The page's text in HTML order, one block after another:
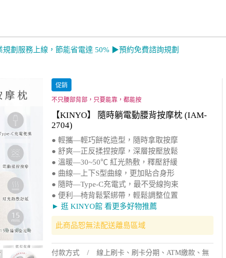
劃服務上線，節能省電達 50% ▶預約免費諮詢規劃
促銷
不只腰部背部，只要能靠，都能按
【KINYO】 隨時躺電動腰背按摩枕 (IAM-
2704)
● 輕攜—輕巧餅乾造型，隨時拿取按摩
● 舒爽—正反揉捏按摩，深層按壓放鬆
● 溫暖—30~50℃ 紅光熱敷，釋壓舒緩
● 曲線—上下S型曲線，更加貼合身形
● 隨時—Type-C充電式，最不受線拘束
● 便利—椅背鬆緊綁帶，輕鬆調整位置
► 逛 KINYO館 看更多好物推薦
此商品恕無法配送離島區域
付款方式
線上刷卡、刷卡分期、ATM繳款、無